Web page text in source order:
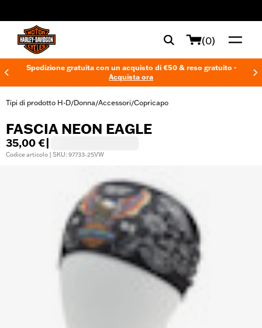
(0)
Spedizione gratuita con un acquisto di €50 & reso gratuito -
Acquista ora
Tipi di prodotto H-D/Donna/Accessori/Copricapo
FASCIA NEON EAGLE
35,00 €
Codice articolo | SKU: 97733-25VW